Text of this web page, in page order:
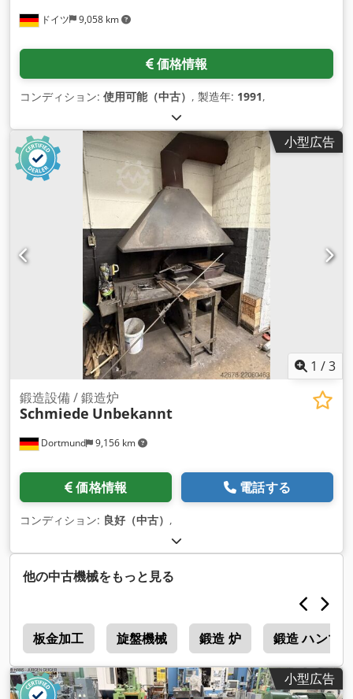
ドイツ 9,058 km
価格情報
コンディション: 使用可能（中古） , 製造年: 1991,
小型広告
1 /3
Dortmund 9,156 km
鍛造設備 / 鍛造炉
Schmiede Unbekannt
価格情報 電話する
コンディション: 良好（中古） ,
他の中古機械をもっと見る
板金加工 旋盤機械 鍛造 炉 鍛造 ハンマー
小型広告